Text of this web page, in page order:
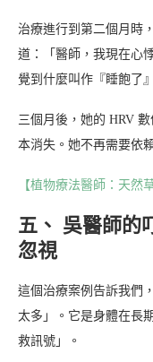
治療進行到第二個月時
道：「醫師，我現在心
覺到什麼叫作『睡飽了』
三個月後，她的 HRV
本消失。她不再需要依
【植物療法醫師：天然
五、 吳醫師的
忽視
這個治療案例告訴我們
太多」。它是身體在長
救訊號」。